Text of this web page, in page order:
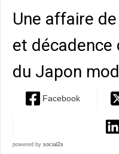
Une affaire
et décadence
du Japon
Facebook
powered by social2s